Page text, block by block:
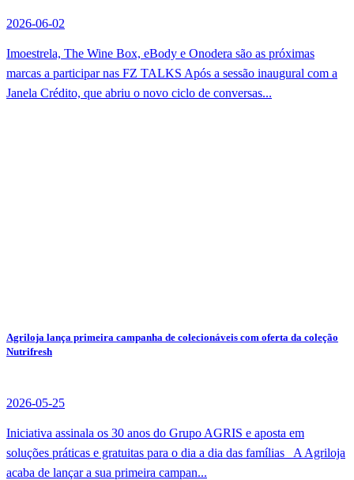
2026-06-02
Imoestrela, The Wine Box, eBody e Onodera são as próximas
marcas a participar nas FZ TALKS Após a sessão inaugural com a
Janela Crédito, que abriu o novo ciclo de conversas...
Agriloja lança primeira campanha de colecionáveis com oferta da coleção
Nutrifresh
2026-05-25
Iniciativa assinala os 30 anos do Grupo AGRIS e aposta em
soluções práticas e gratuitas para o dia a dia das famílias A Agriloja
acaba de lançar a sua primeira campan...